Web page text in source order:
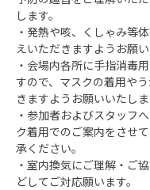
します。
・発熱や咳、くしゃみ等
えいただきますようお願い
・会場内各所に手指消毒
すので、マスクの着用や
きますようお願いいたしま
・参加者およびスタッフ
ク着用でのご案内をさせ
承ください。
・室内換気にご理解・ご
どしてご対応願います。